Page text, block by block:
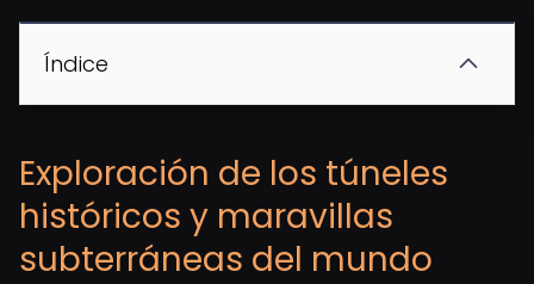
Índice
Exploración de los túneles
históricos y maravillas
subterráneas del mundo